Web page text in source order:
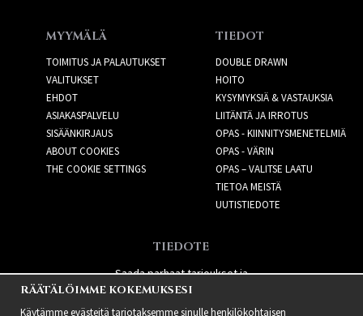
MYYMÄLÄ
TOIMITUS JA PALAUTUKSET
VALITUKSET
EHDOT
ASIAKASPALVELU
SISÄÄNKIRJAUS
ABOUT COOKIES
THE COOKIE SETTINGS
TIEDOT
DOUBLE DRAWN
HOITO
KYSYMYKSIÄ & VASTAUKSIA
LIITÄNTÄ JA IRROTUS
OPAS - KIINNITYSMENETELMIÄ
OPAS - VÄRIN
OPAS – VALITSE LAATU
TIETOA MEISTÄ
UUTISTIEDOTE
TIEDOTE
Saada parhaat tarjoukset ja
uusia tuotteita!
RÄÄTÄLÖIMME KOKEMUKSESI
Käytämme evästeitä tarjotaksemme sinulle henkilökohtaisen